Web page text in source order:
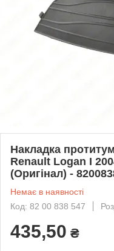
Накладка
Renault Logan I
(Оригінал) -
Немає в наявності
Код: 82 00 838 547
435,50 ₴